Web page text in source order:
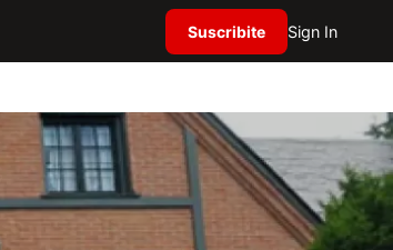
Suscribite Sign In